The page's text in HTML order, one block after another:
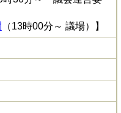
（13時00分～ 議場）】